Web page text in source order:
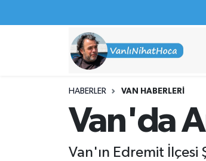
HABERLER VAN HABERLERI
Van'da
Van'ın Edremit İlçesi
Haberler
İş İlanları
İpekyolu Nöbetçi Eczaneler
İpekyolu Trafik Yoğunluk Haritası